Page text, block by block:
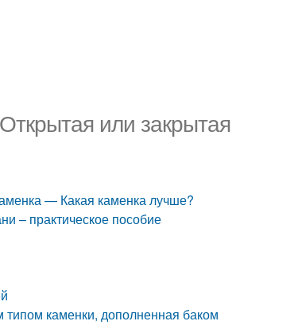
или закрытая
— Какая каменка лучше?
– практическое пособие
типом каменки, дополненная баком